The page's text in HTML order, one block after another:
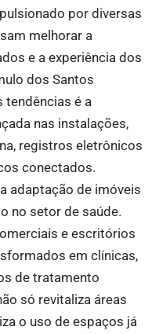
por diversas
melhorar a
e a experiência dos
dos Santos
tendências é a
nas instalações,
registros eletrônicos
conectados.
adaptação de imóveis
no setor de saúde.
e escritórios
em clínicas,
de tratamento
só revitaliza áreas
o uso de espaços já